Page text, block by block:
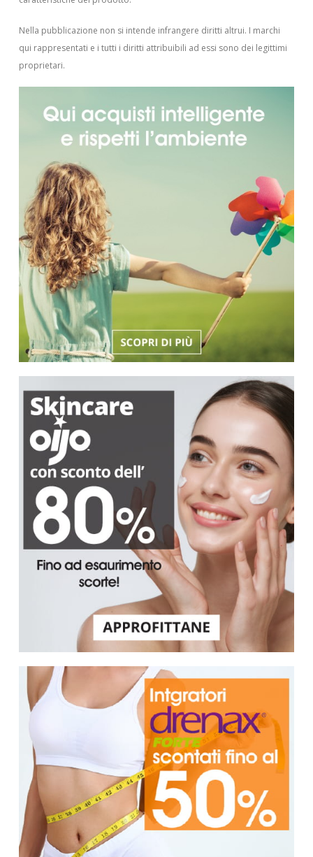
Nella pubblicazione non si intende infrangere diritti altrui. I marchi
qui rappresentati e i tutti i diritti attribuibili ad essi sono dei legittimi
proprietari.